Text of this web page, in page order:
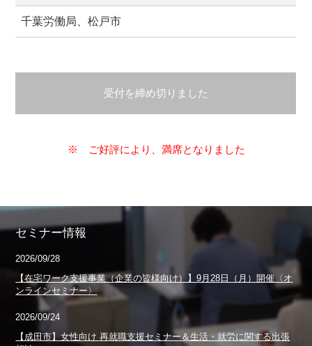
千葉労働局、松戸市
受付を締め切りました
※ ご好評により、満席となりました
セミナー情報
2026/09/28
【在宅ワーク支援事業（企業の皆様向け）】9月28日（月）開催〈オ
ンラインセミナー〉
2026/09/24
【成田市】女性向け 再就職支援セミナー＆生活・就労に関する出張